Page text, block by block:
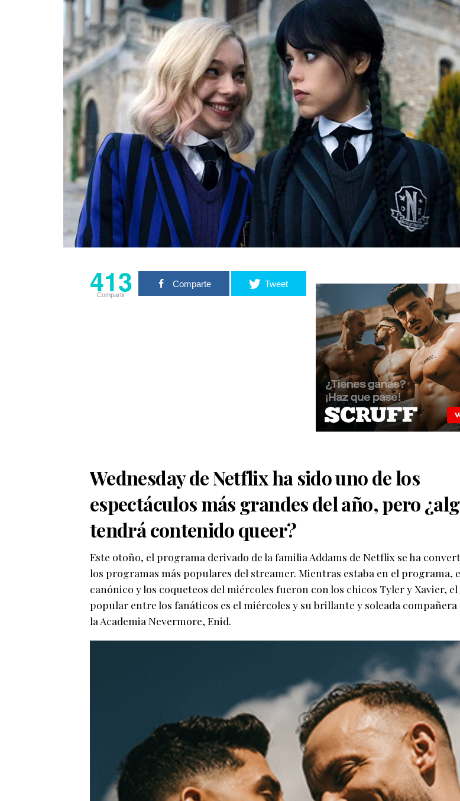
413
Compartir
Comparte Tweet
Wednesday de Netflix ha sido uno de los
espectáculos más grandes del año, pero
tendrá contenido queer?
Este otoño, el programa derivado de la familia Addams de Netflix se ha
los programas más populares del streamer. Mientras estaba en el programa,
canónico y los coqueteos del miércoles fueron con los chicos Tyler y Xavier, el
popular entre los fanáticos es el miércoles y su brillante y soleada compañera
la Academia Nevermore, Enid.